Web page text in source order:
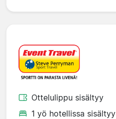
Ottelulippu sisältyy
1 yö hotellissa sisältyy